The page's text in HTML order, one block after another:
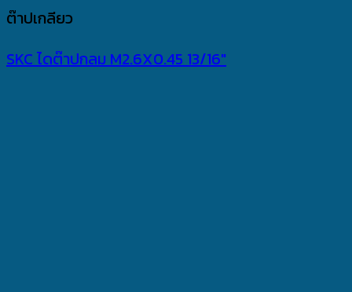
ต๊าปเกลียว
SKC ไดต๊าปกลม M2.6X0.45 13/16″